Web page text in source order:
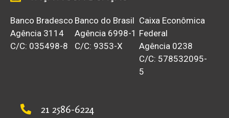
Banco Bradesco
Agência 3114
C/C: 035498-8
Banco do Brasil
Agência 6998-1
C/C: 9353-X
Caixa Econômica
Federal
Agência 0238
C/C: 578532095-
5
21 2586-6224